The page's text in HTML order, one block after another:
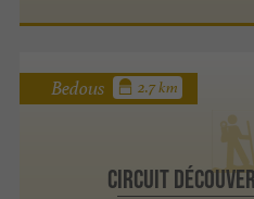
CIRCUIT
Bedous 2.7 km